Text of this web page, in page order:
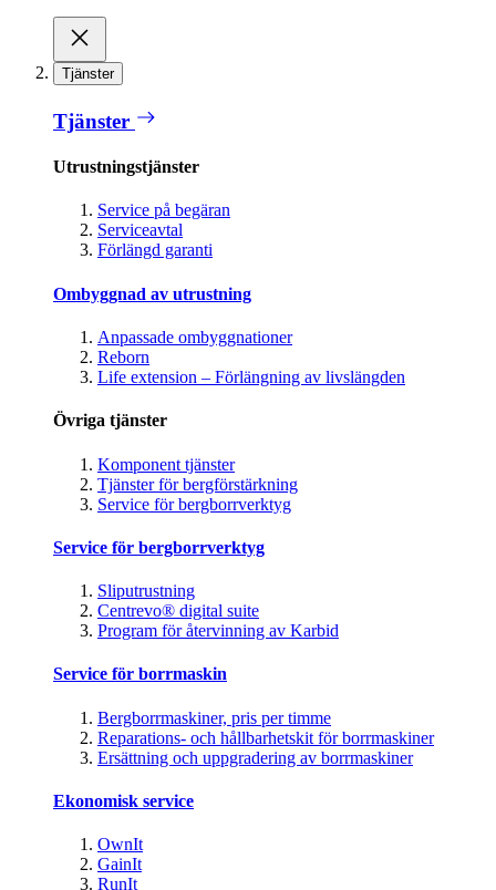
Tjänster
Tjänster
Utrustningstjänster
Service på begäran
Serviceavtal
Förlängd garanti
Ombyggnad av utrustning
Anpassade ombyggnationer
Reborn
Life extension – Förlängning av livslängden
Övriga tjänster
Komponent tjänster
Tjänster för bergförstärkning
Service för bergborrverktyg
Service för bergborrverktyg
Sliputrustning
Centrevo® digital suite
Program för återvinning av Karbid
Service för borrmaskin
Bergborrmaskiner, pris per timme
Reparations- och hållbarhetskit för borrmaskiner
Ersättning och uppgradering av borrmaskiner
Ekonomisk service
OwnIt
GainIt
RunIt